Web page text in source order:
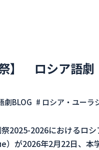
祭】 ロシア語
劇BLOG # ロシア・ユーラ
2025-2026におけるロ
）が2026年2月22日、